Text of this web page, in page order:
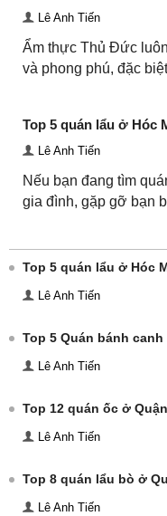
Lê Anh Tiến
Ẩm thực Thủ Đức
và phong phú, đặc
Top 5 quán lẩu ở Hóc
Lê Anh Tiến
Nếu bạn đang tìm
gia đình, gặp gỡ bạn
Top 5 quán lẩu ở Hóc
Lê Anh Tiến
Top 5 Quán bánh
Lê Anh Tiến
Top 12 quán ốc ở
Lê Anh Tiến
Top 8 quán lẩu bò ở
Lê Anh Tiến